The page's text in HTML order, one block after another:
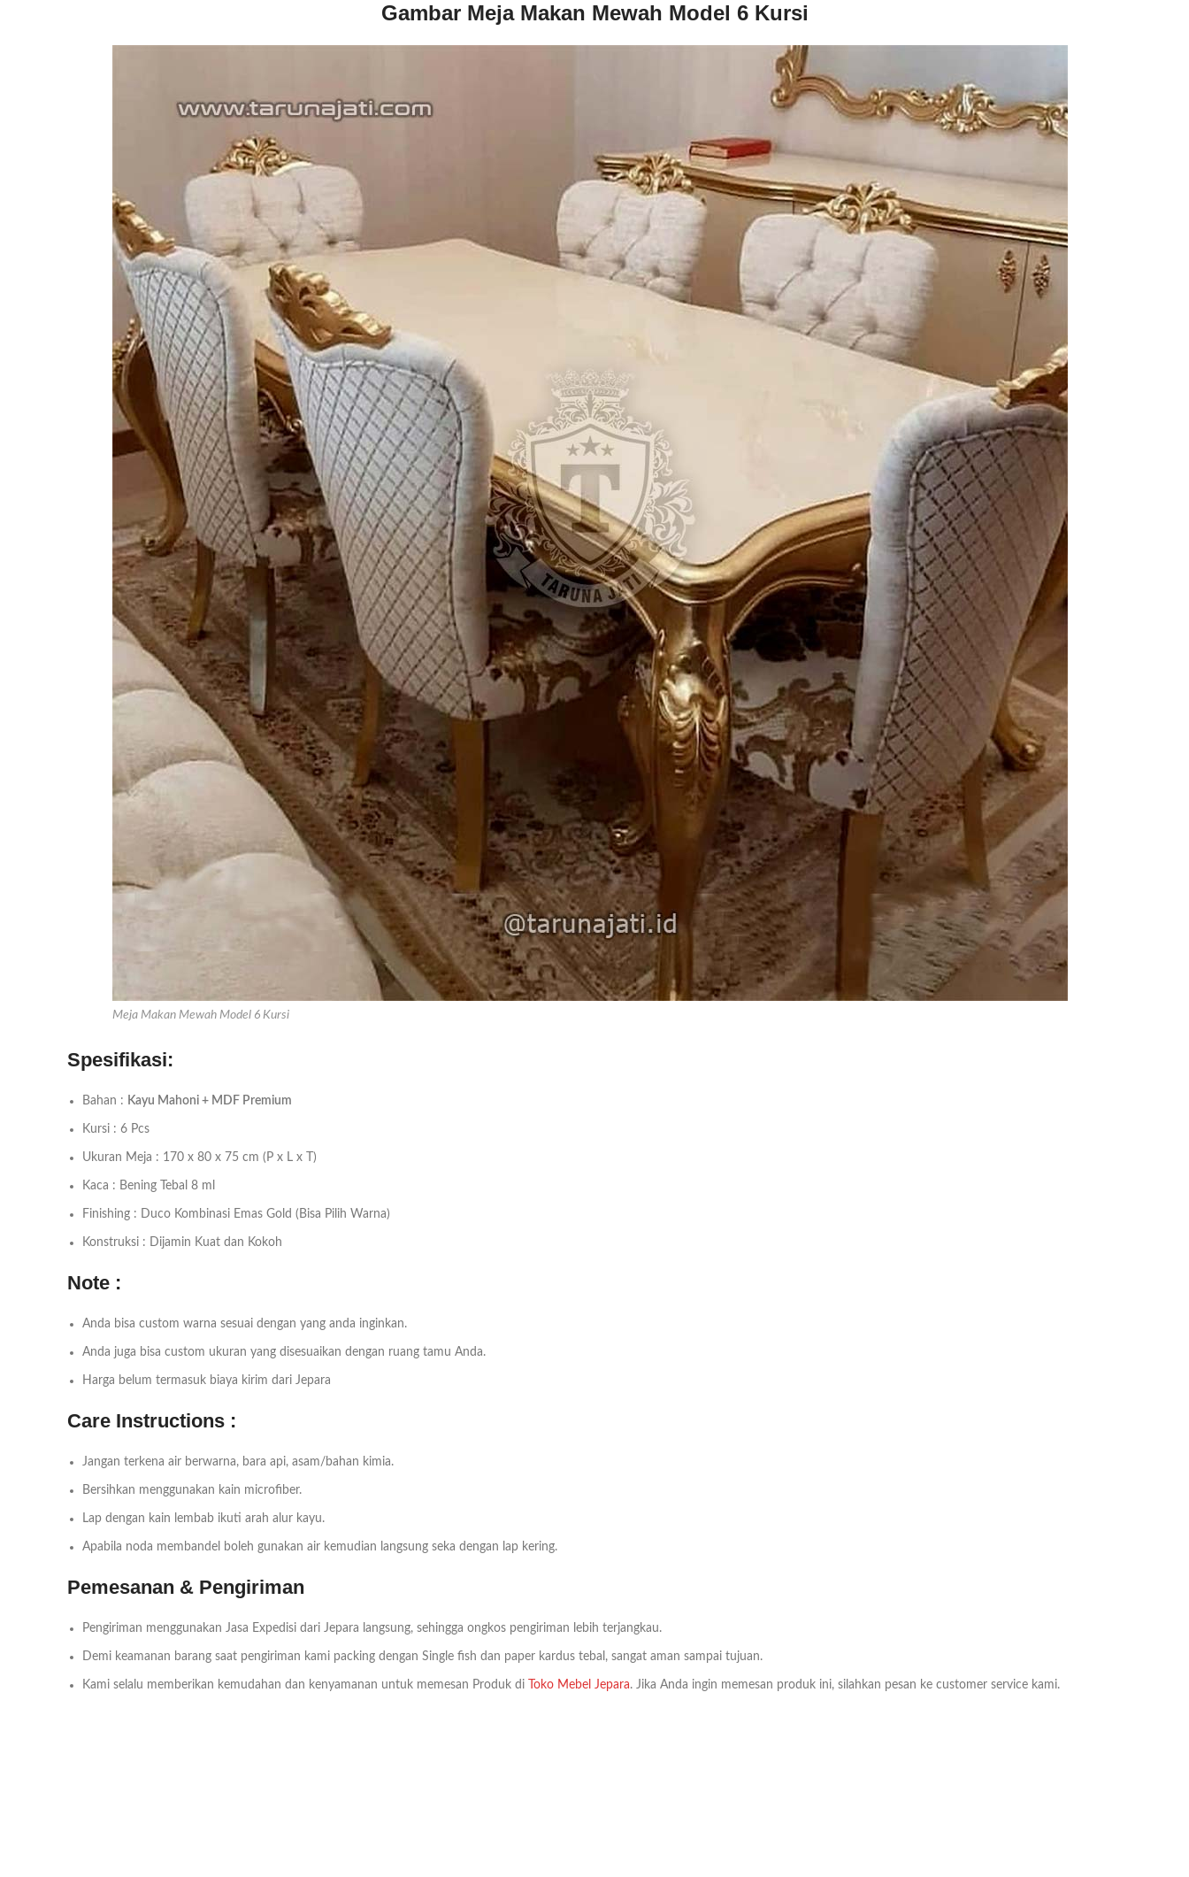
Gambar Meja Makan Mewah Model 6 Kursi
Meja Makan Mewah Model 6 Kursi
Spesifikasi:
Bahan : Kayu Mahoni + MDF Premium
Kursi : 6 Pcs
Ukuran Meja : 170 x 80 x 75 cm (P x L x T)
Kaca : Bening Tebal 8 ml
Finishing : Duco Kombinasi Emas Gold (Bisa Pilih Warna)
Konstruksi : Dijamin Kuat dan Kokoh
Note :
Anda bisa custom warna sesuai dengan yang anda inginkan.
Anda juga bisa custom ukuran yang disesuaikan dengan ruang tamu Anda.
Harga belum termasuk biaya kirim dari Jepara
Care Instructions :
Jangan terkena air berwarna, bara api, asam/bahan kimia.
Bersihkan menggunakan kain microfiber.
Lap dengan kain lembab ikuti arah alur kayu.
Apabila noda membandel boleh gunakan air kemudian langsung seka dengan lap kering.
Pemesanan & Pengiriman
Pengiriman menggunakan Jasa Expedisi dari Jepara langsung, sehingga ongkos pengiriman lebih terjangkau.
Demi keamanan barang saat pengiriman kami packing dengan Single fish dan paper kardus tebal, sangat aman sampai tujuan.
Kami selalu memberikan kemudahan dan kenyamanan untuk memesan Produk di Toko Mebel Jepara. Jika Anda ingin memesan produk ini, silahkan pesan ke customer service kami.